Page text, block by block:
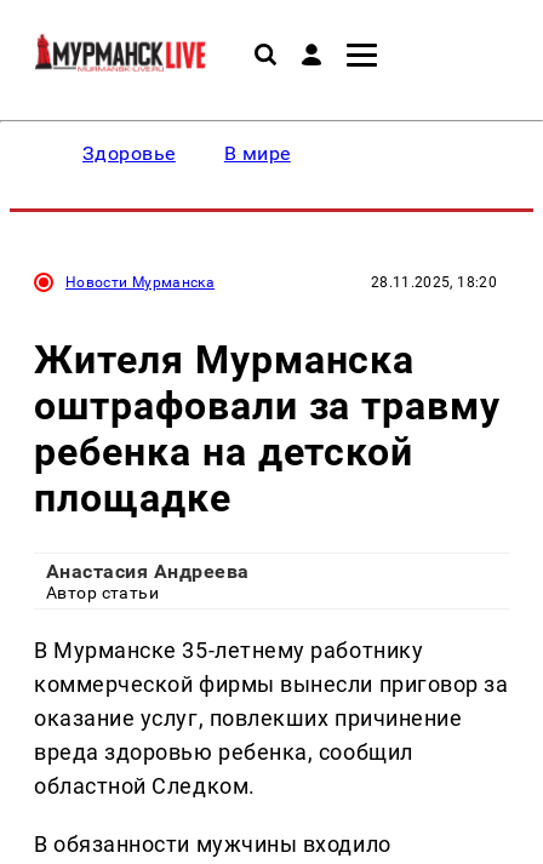
Здоровье В мире
Новости Мурманска 28.11.2025, 18:20
Жителя Мурманска
оштрафовали за травму
ребенка на детской
площадке
Анастасия Андреева
Автор статьи
В Мурманске 35-летнему работнику
коммерческой фирмы вынесли приговор за
оказание услуг, повлекших причинение
вреда здоровью ребенка, сообщил
областной Следком.
В обязанности мужчины входило